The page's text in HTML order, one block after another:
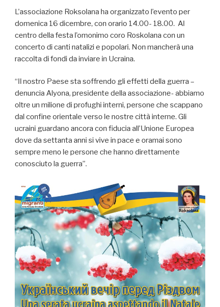
L’associazione Roksolana ha organizzato l’evento per
domenica 16 dicembre, con orario 14.00- 18.00. Al
centro della festa l’omonimo coro Roskolana con un
concerto di canti natalizi e popolari. Non mancherà una
raccolta di fondi da inviare in Ucraina.
“Il nostro Paese sta soffrendo gli effetti della guerra –
denuncia Alyona, presidente della associazione- abbiamo
oltre un milione di profughi interni, persone che scappano
dal confine orientale verso le nostre città interne. Gli
ucraini guardano ancora con fiducia all’Unione Europea
dove da settanta anni si vive in pace e oramai sono
sempre meno le persone che hanno direttamente
conosciuto la guerra”.